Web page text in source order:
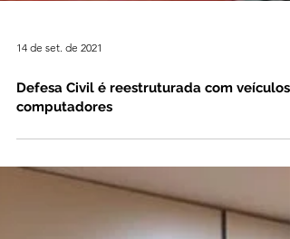
14 de set. de 2021
Defesa Civil é reestruturada com veículos